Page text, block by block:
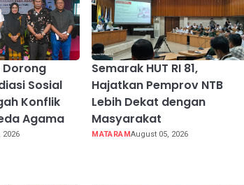
Dorong
Sosial
Konflik
Agama
2026
Semarak HUT RI 81,
Hajatkan Pemprov NTB
Lebih Dekat dengan
Masyarakat
MATARAMAugust 05, 2026